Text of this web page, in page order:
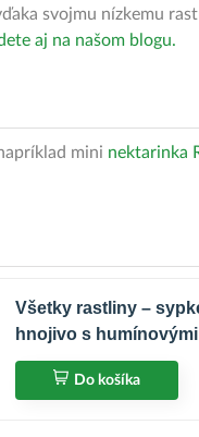
svojmu nízkemu
aj na našom blogu.
mini nektarinka
Všetky rastliny –
hnojivo s
Do košíka